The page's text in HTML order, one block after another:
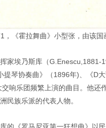
，《霍拉舞曲》小型张，由该国
家埃乃斯库（
琴协奏曲》（1896年)、《D
响乐团频繁上演的曲目。他还
民族乐派的代表人物。